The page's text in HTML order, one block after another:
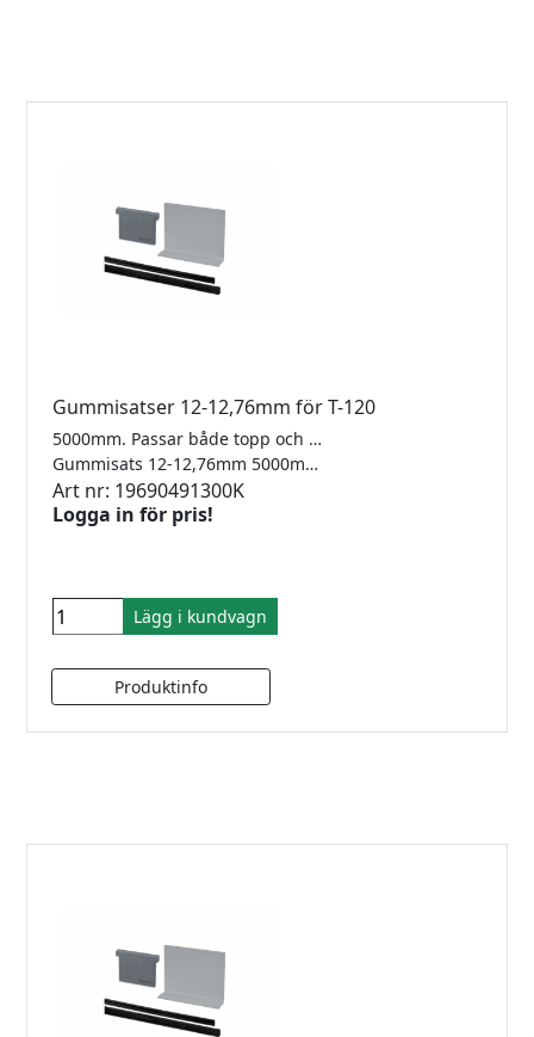
Gummisatser 12-12,76mm för T-120
5000mm. Passar både topp och sidomonterad T120
Gummisats 12-12,76mm 5000mm
Art nr: 19690491300K
Logga in för pris!
Lägg i kundvagn